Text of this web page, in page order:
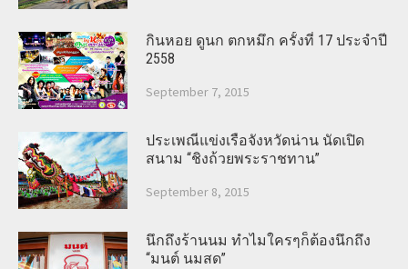
กินหอย ดูนก ตกหมึก ครั้งที่ 17 ประจำปี
2558
September 7, 2015
ประเพณีแข่งเรือจังหวัดน่าน นัดเปิด
สนาม “ชิงถ้วยพระราชทาน”
September 8, 2015
นึกถึงร้านนม ทำไมใครๆก็ต้องนึกถึง
“มนต์ นมสด”